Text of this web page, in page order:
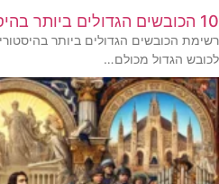
10 הכובשים הגדולים ביותר בהיסטוריה
רשימת הכובשים הגדולים ביותר
לכובש הגדול מכולם…